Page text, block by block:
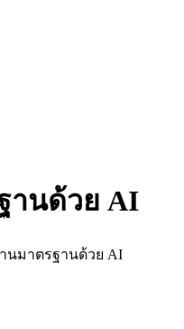
านด้วย AI
นมาตรฐานด้วย AI